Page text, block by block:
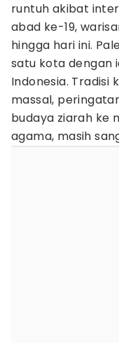
runtuh akibat
abad ke-19,
hingga hari ini.
satu kota dengan
Indonesia. Tradisi
massal,
budaya ziarah ke
agama, masih